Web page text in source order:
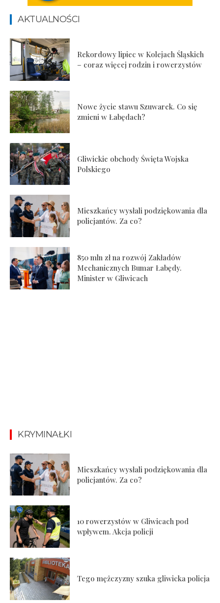
AKTUALNOŚCI
Rekordowy lipiec w Kolejach Śląskich
– coraz więcej rodzin i rowerzystów
Nowe życie stawu Szuwarek. Co się
zmieni w Łabędach?
Gliwickie obchody Święta Wojska
Polskiego
Mieszkańcy wysłali podziękowania dla
policjantów. Za co?
850 mln zł na rozwój Zakładów
Mechanicznych Bumar Łabędy.
Minister w Gliwicach
KRYMINAŁKI
Mieszkańcy wysłali podziękowania dla
policjantów. Za co?
10 rowerzystów w Gliwicach pod
wpływem. Akcja policji
Tego mężczyzny szuka gliwicka policja